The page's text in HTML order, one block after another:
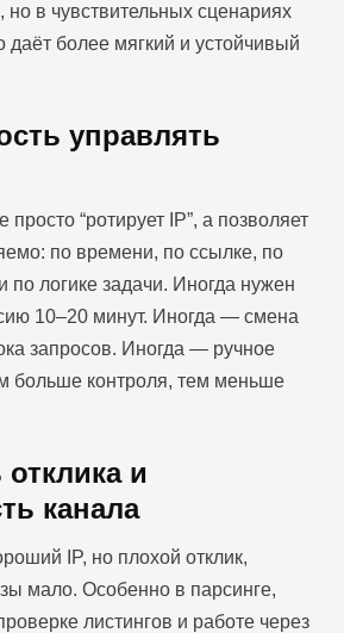
в чувствительных сценариях
даёт более мягкий и устойчивый
управлять
“ротирует IP”, а позволяет
по времени, по ссылке, по
по логике задачи. Иногда нужен
10–20 минут. Иногда — смена
запросов. Иногда — ручное
больше контроля, тем меньше
и
канала
IP, но плохой отклик,
мало. Особенно в парсинге,
листингов и работе через